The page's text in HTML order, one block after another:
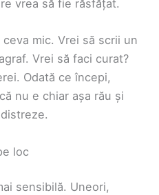
vrea să fie răsfățat.
mic. Vrei să scrii un
Vrei să faci curat?
Odată ce începi,
nu e chiar așa rău și
loc
sensibilă. Uneori,